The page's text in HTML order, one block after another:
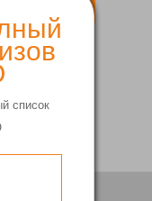
список